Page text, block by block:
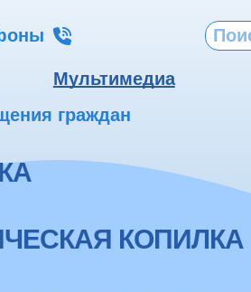
Мультимедиа
граждан
КОПИЛКА